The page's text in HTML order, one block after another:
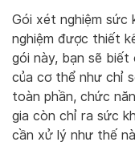
Gói xét nghiệm sức
nghiệm được thiết
gói này, bạn sẽ
của cơ thể như chỉ
toàn phần, chức
gia còn chỉ ra sức
cần xử lý như thế